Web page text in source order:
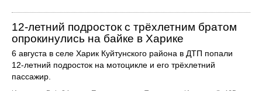
12‑летний подросток с трёхлетним братом
опрокинулись на байке в Харике
6 августа в селе Харик Куйтунского района в ДТП попали
12‑летний подросток на мотоцикле и его трёхлетний
пассажир.